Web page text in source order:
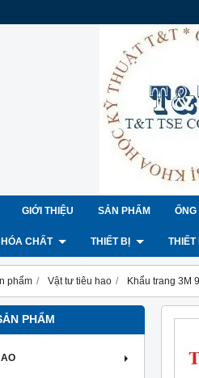
GIỚI THIỆU SẢN PHẨM
HÓA CHẤT THIẾT BỊ THIẾT
phẩm Vật tư tiêu hao Khẩu trang 3M
PHẨM